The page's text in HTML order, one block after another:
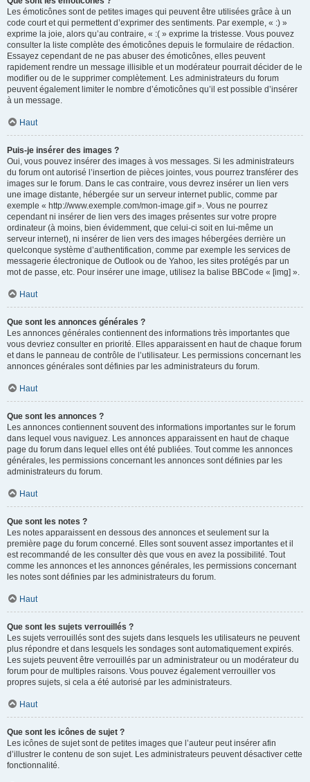
Les émoticônes sont de petites images qui peuvent être utilisées grâce à un
code court et qui permettent d’exprimer des sentiments. Par exemple, « :) »
exprime la joie, alors qu’au contraire, « :( » exprime la tristesse. Vous pouvez
consulter la liste complète des émoticônes depuis le formulaire de rédaction.
Essayez cependant de ne pas abuser des émoticônes, elles peuvent
rapidement rendre un message illisible et un modérateur pourrait décider de le
modifier ou de le supprimer complètement. Les administrateurs du forum
peuvent également limiter le nombre d’émoticônes qu’il est possible d’insérer
à un message.
Haut
Puis-je insérer des images ?
Oui, vous pouvez insérer des images à vos messages. Si les administrateurs
du forum ont autorisé l’insertion de pièces jointes, vous pourrez transférer des
images sur le forum. Dans le cas contraire, vous devrez insérer un lien vers
une image distante, hébergée sur un serveur internet public, comme par
exemple « http://www.exemple.com/mon-image.gif ». Vous ne pourrez
cependant ni insérer de lien vers des images présentes sur votre propre
ordinateur (à moins, bien évidemment, que celui-ci soit en lui-même un
serveur internet), ni insérer de lien vers des images hébergées derrière un
quelconque système d’authentification, comme par exemple les services de
messagerie électronique de Outlook ou de Yahoo, les sites protégés par un
mot de passe, etc. Pour insérer une image, utilisez la balise BBCode « [img] ».
Haut
Que sont les annonces générales ?
Les annonces générales contiennent des informations très importantes que
vous devriez consulter en priorité. Elles apparaissent en haut de chaque forum
et dans le panneau de contrôle de l’utilisateur. Les permissions concernant les
annonces générales sont définies par les administrateurs du forum.
Haut
Que sont les annonces ?
Les annonces contiennent souvent des informations importantes sur le forum
dans lequel vous naviguez. Les annonces apparaissent en haut de chaque
page du forum dans lequel elles ont été publiées. Tout comme les annonces
générales, les permissions concernant les annonces sont définies par les
administrateurs du forum.
Haut
Que sont les notes ?
Les notes apparaissent en dessous des annonces et seulement sur la
première page du forum concerné. Elles sont souvent assez importantes et il
est recommandé de les consulter dès que vous en avez la possibilité. Tout
comme les annonces et les annonces générales, les permissions concernant
les notes sont définies par les administrateurs du forum.
Haut
Que sont les sujets verrouillés ?
Les sujets verrouillés sont des sujets dans lesquels les utilisateurs ne peuvent
plus répondre et dans lesquels les sondages sont automatiquement expirés.
Les sujets peuvent être verrouillés par un administrateur ou un modérateur du
forum pour de multiples raisons. Vous pouvez également verrouiller vos
propres sujets, si cela a été autorisé par les administrateurs.
Haut
Que sont les icônes de sujet ?
Les icônes de sujet sont de petites images que l’auteur peut insérer afin
d’illustrer le contenu de son sujet. Les administrateurs peuvent désactiver cette
fonctionnalité.